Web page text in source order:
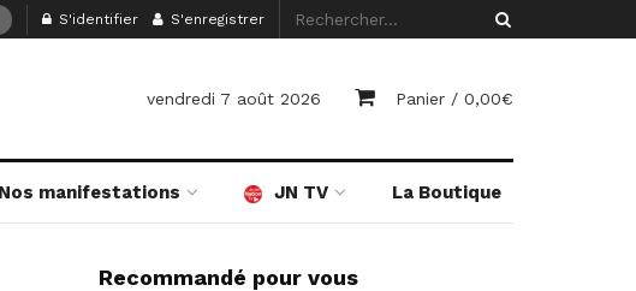
S'identifier S'enregistrer
vendredi 7 août 2026 Panier / 0,00€
Nos manifestations JN TV La Boutique
Recommandé pour vous